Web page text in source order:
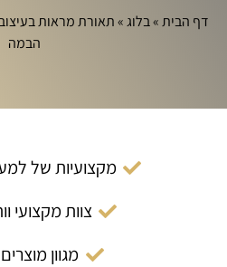
דף הבית»בלוג»תאורת מראות
הבמה
מקצועיות של למעלה
צוות מקצועי
מגוון